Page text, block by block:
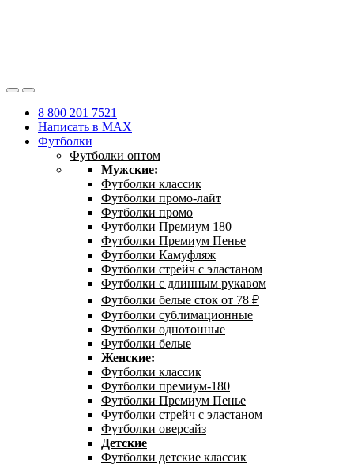
8 800 201 7521
Написать в MAX
Футболки
Футболки оптом
Мужские:
Футболки классик
Футболки промо-лайт
Футболки промо
Футболки Премиум 180
Футболки Премиум Пенье
Футболки Камуфляж
Футболки стрейч с эластаном
Футболки с длинным рукавом
Футболки белые сток от 78 ₽
Футболки сублимационные
Футболки однотонные
Футболки белые
Женские:
Футболки классик
Футболки премиум-180
Футболки Премиум Пенье
Футболки стрейч с эластаном
Футболки оверсайз
Детские
Футболки детские классик